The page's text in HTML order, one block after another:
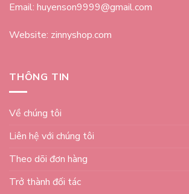
Email: huyenson9999@gmail.com
Website: zinnyshop.com
THÔNG TIN
Về chúng tôi
Liên hệ với chúng tôi
Theo dõi đơn hàng
Trở thành đối tác